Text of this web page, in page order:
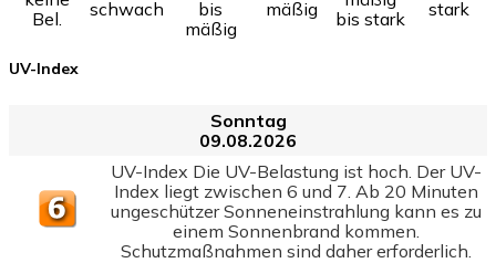
Bel.
schwach
bis
mäßig
mäßig
bis stark
stark
UV-Index
Sonntag
09.08.2026
UV-Index Die UV-Belastung ist hoch. Der UV-
Index liegt zwischen 6 und 7. Ab 20 Minuten
ungeschützer Sonneneinstrahlung kann es zu
einem Sonnenbrand kommen.
Schutzmaßnahmen sind daher erforderlich.